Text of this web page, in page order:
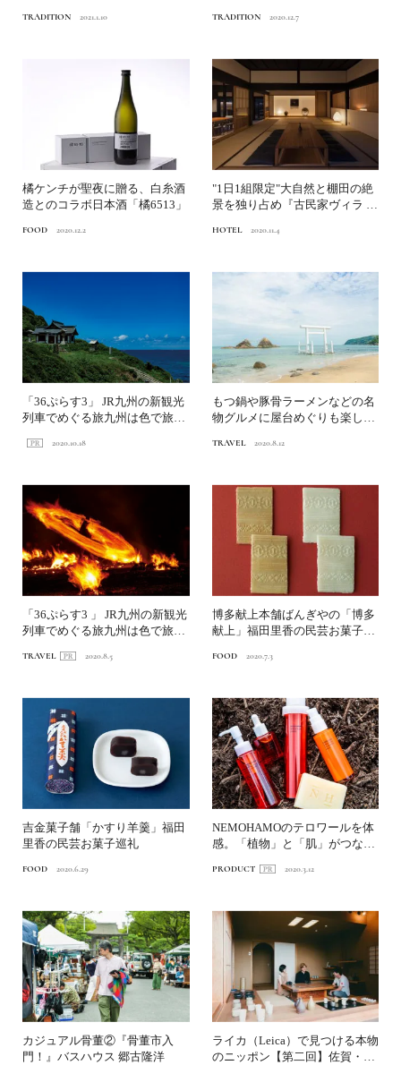
TRADITION 2021.1.10 TRADITION 2020.12.7
橘ケンチが聖夜に贈る、白糸酒
造とのコラボ日本酒「橘6513」
FOOD 2020.12.2
"1日1組限定"大自然と棚田の絶
景を独り占め『古民家ヴィラ あ
HOTEL 2020.11.4
「36ぷらす3」 JR九州の新観光
列車でめぐる旅九州は色で旅す
2020.10.18
もつ鍋や豚骨ラーメンなどの名
物グルメに屋台めぐりも楽しい
TRAVEL 2020.8.12
「36ぷらす3 」 JR九州の新観光
列車でめぐる旅九州は色で旅す
TRAVEL 2020.8.5
博多献上本舗ばんぎやの「博多
献上」福田里香の民芸お菓子巡
FOOD 2020.7.3
吉金菓子舗「かすり羊羹」福田
里香の民芸お菓子巡礼
FOOD 2020.6.29
NEMOHAMOのテロワールを体
感。「植物」と「肌」がつなが
PRODUCT 2020.3.12
カジュアル骨董②『骨董市入
門！』バスハウス 郷古隆洋
ライカ（Leica）で見つける本物
のニッポン【第二回】佐賀・唐